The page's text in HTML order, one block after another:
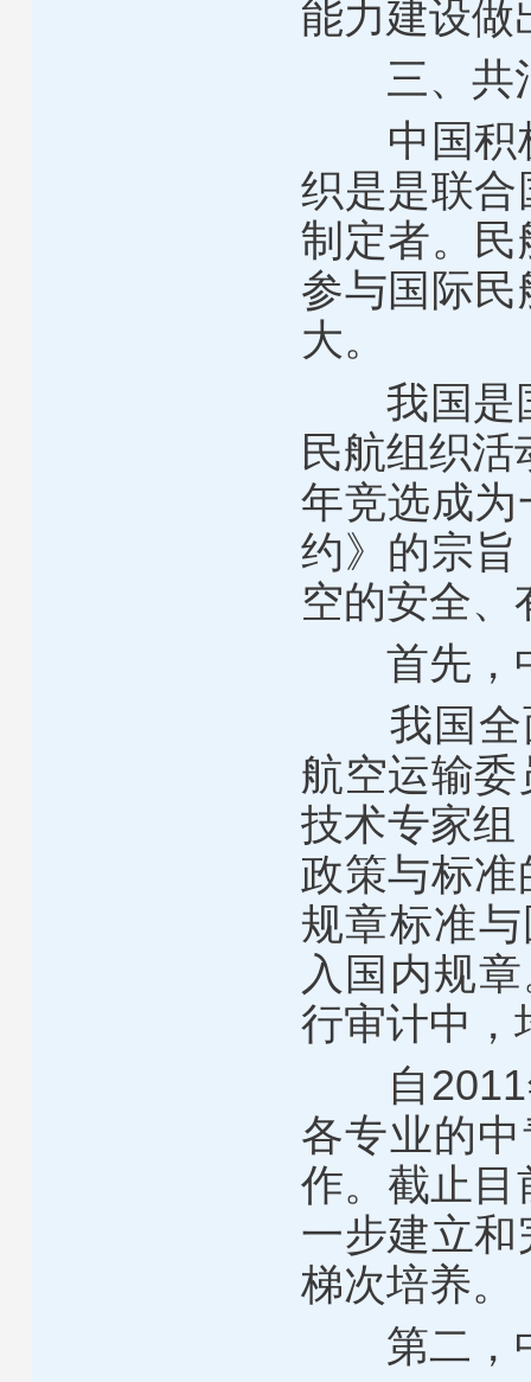
能力建设做
三、共治
中国积极
织是是联合
制定者。民
参与国际
大。
我国是国
民航组织
年竞选成为
约》的宗旨
空的安全、
首先，中
我国全面
航空运输
技术专家组
政策与标
规章标准
入国内规
行审计中，
自2011年
各专业的
作。截止目
一步建立
梯次培养。
第二，中